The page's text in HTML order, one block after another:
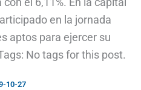
en la jornada
aptos para ejercer su
No tags for this post.
10-27